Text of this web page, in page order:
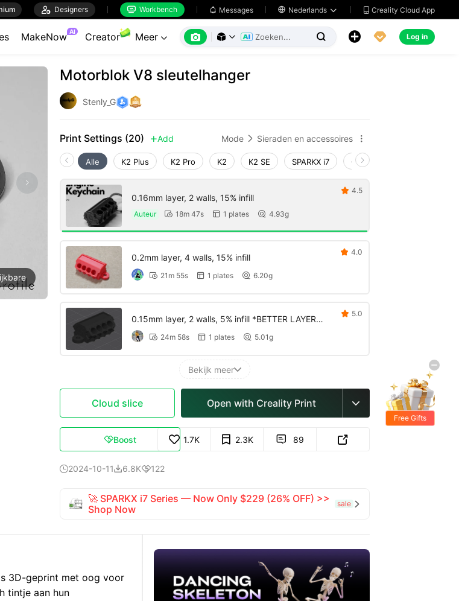
 Designers  Workbench  Messages  Nederlands   Creality Cloud App
MakeNow AI Creator Meer        Log in
Motorblok V8 sleutelhanger
Stenly_G
Print Settings (20) Add Mode  Sieraden en accessoires 
Alle K2 Plus K2 Pro K2 K2 SE SPARKX i7 Creality Hi
0.16mm layer, 2 walls, 15% infill
Auteur  18m 47s  1 plates  4.93g
 4.5
0.2mm layer, 4 walls, 15% infill
 21m 55s  1 plates  6.20g
 4.0
0.15mm layer, 2 walls, 5% infill *BETTER LAYER
PRECISION*
 24m 58s  1 plates  5.01g
 5.0
Bekijk meer
Cloud slice Open with Creality Print 
Boost 1.7K 2.3K  89 
2024-10-116.8K122
🚀 SPARKX i7 Series — Now Only $229 (26% OFF) >>
Shop Now
sale 
3D-geprint met oog voor
tintje aan hun
Free Gifts